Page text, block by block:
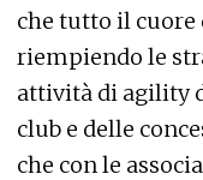
che tutto il cuore
riempiendo le
attività di agility
club e delle
che con le